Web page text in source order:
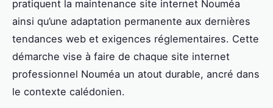
pratiquent la maintenance site internet Nouméa
ainsi qu’une adaptation permanente aux dernières
tendances web et exigences réglementaires. Cette
démarche vise à faire de chaque site internet
professionnel Nouméa un atout durable, ancré dans
le contexte calédonien.